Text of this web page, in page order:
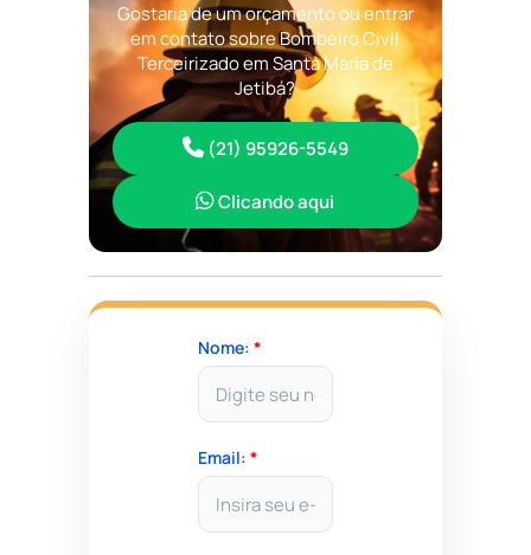
Gostaria de um orçamento ou entrar
em contato sobre Bombeiro Civil
Terceirizado em Santa Maria de
Jetibá?
(21) 95926-5549
Clicando aqui
Nome: *
Email: *